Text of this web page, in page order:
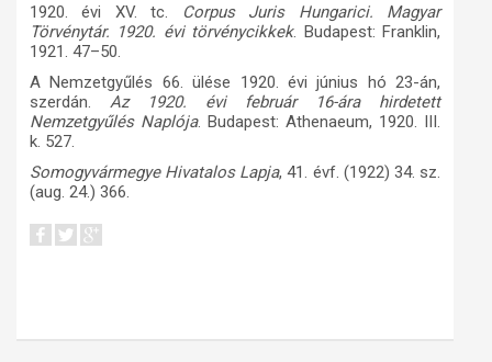
1920. évi XV. tc.
Corpus Juris Hungarici. Magyar
Törvénytár. 1920. évi törvénycikkek. Budapest: Franklin,
1921. 47–50.
A Nemzetgyűlés 66. ülése 1920. évi június hó 23-án,
szerdán. Az 1920. évi február 16-ára hirdetett
Nemzetgyűlés Naplója. Budapest: Athenaeum, 1920. III.
k. 527.
Somogyvármegye Hivatalos Lapja, 41. évf. (1922) 34. sz.
(aug. 24.) 366.